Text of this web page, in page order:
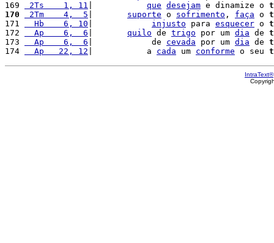
169
2Ts    1, 11 que desejam e dinamize o
170
2Tm    4,  5 suporte o sofrimento , faça o
171
  Hb    6, 10
injusto para esquecer o
172
  Ap    6,  6
quilo de trigo por um dia de
173
  Ap    6,  6
|            de cevada por um dia de
174
  Ap   22, 12
|           a cada um conforme o seu
IntraText®